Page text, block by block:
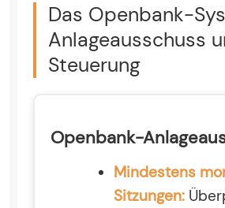
Das Openbank-
Anlageausschuss
Steuerung
Openbank-
Mindestens
Sitzungen: